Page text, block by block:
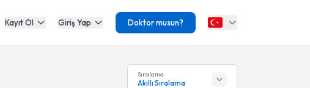
Kayıt Ol Giriş Yap Doktor musun?
Sıralama
Akıllı Sıralama